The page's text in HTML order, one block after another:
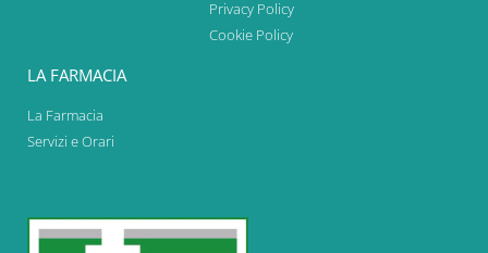
Privacy Policy
Cookie Policy
LA FARMACIA
La Farmacia
Servizi e Orari